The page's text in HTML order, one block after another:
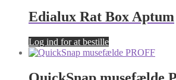
Edialux Rat Box Aptum
Log ind for at bestille